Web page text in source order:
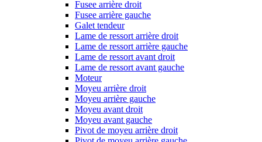
Fusee arrière droit
Fusee arrière gauche
Galet tendeur
Lame de ressort arrière droit
Lame de ressort arrière gauche
Lame de ressort avant droit
Lame de ressort avant gauche
Moteur
Moyeu arrière droit
Moyeu arrière gauche
Moyeu avant droit
Moyeu avant gauche
Pivot de moyeu arrière droit